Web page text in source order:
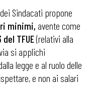
Sindacati propone
minimi, avente come
TFUE(relativi alla
si applichi
legge e al ruolo delle
e non ai salari